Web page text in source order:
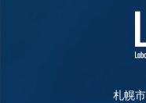
札幌